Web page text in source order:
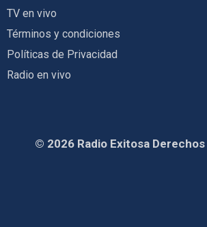
TV en vivo
Términos y condiciones
Políticas de Privacidad
Radio en vivo
© 2026 Radio Exitosa